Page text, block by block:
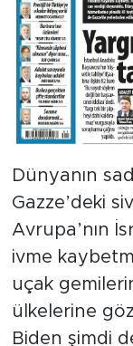
Dünyanın
Gazze’deki
Avrupa’nın
ivme
uçak
ülkelerine
Biden şimdi